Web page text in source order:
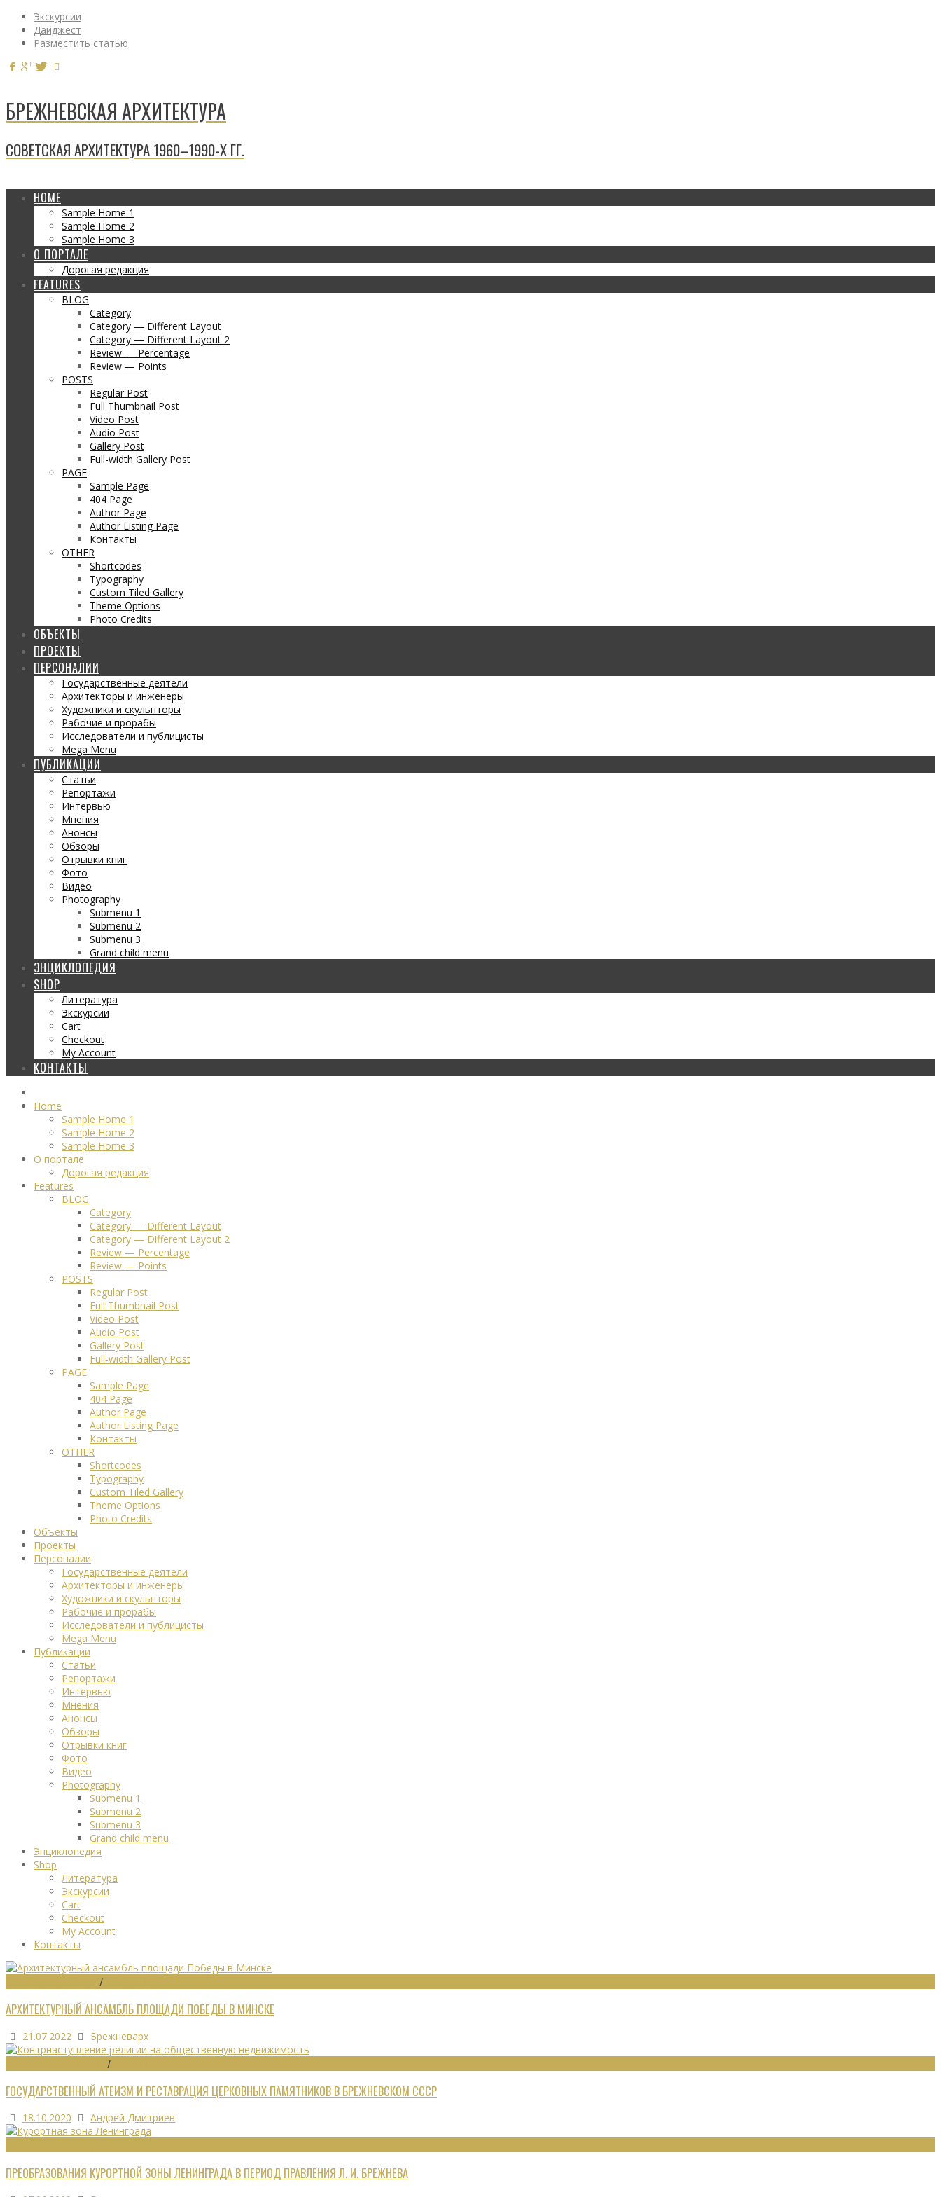
Экскурсии
Дайджест
Разместить статью
БРЕЖНЕВСКАЯ АРХИТЕКТУРА
СОВЕТСКАЯ АРХИТЕКТУРА 1960–1990-Х ГГ.
HOME
Sample Home 1
Sample Home 2
Sample Home 3
О ПОРТАЛЕ
Дорогая редакция
FEATURES
BLOG
Category
Category — Different Layout
Category — Different Layout 2
Review — Percentage
Review — Points
POSTS
Regular Post
Full Thumbnail Post
Video Post
Audio Post
Gallery Post
Full-width Gallery Post
PAGE
Sample Page
404 Page
Author Page
Author Listing Page
Контакты
OTHER
Shortcodes
Typography
Custom Tiled Gallery
Theme Options
Photo Credits
ОБЪЕКТЫ
ПРОЕКТЫ
ПЕРСОНАЛИИ
Государственные деятели
Архитекторы и инженеры
Художники и скульпторы
Рабочие и прорабы
Исследователи и публицисты
Mega Menu
ПУБЛИКАЦИИ
Статьи
Репортажи
Интервью
Мнения
Анонсы
Обзоры
Отрывки книг
Фото
Видео
Photography
Submenu 1
Submenu 2
Submenu 3
Grand child menu
ЭНЦИКЛОПЕДИЯ
SHOP
Литература
Экскурсии
Cart
Checkout
My Account
КОНТАКТЫ
Home
Sample Home 1
Sample Home 2
Sample Home 3
О портале
Дорогая редакция
Features
BLOG
Category
Category — Different Layout
Category — Different Layout 2
Review — Percentage
Review — Points
POSTS
Regular Post
Full Thumbnail Post
Video Post
Audio Post
Gallery Post
Full-width Gallery Post
PAGE
Sample Page
404 Page
Author Page
Author Listing Page
Контакты
OTHER
Shortcodes
Typography
Custom Tiled Gallery
Theme Options
Photo Credits
Объекты
Проекты
Персоналии
Государственные деятели
Архитекторы и инженеры
Художники и скульпторы
Рабочие и прорабы
Исследователи и публицисты
Mega Menu
Публикации
Статьи
Репортажи
Интервью
Мнения
Анонсы
Обзоры
Отрывки книг
Фото
Видео
Photography
Submenu 1
Submenu 2
Submenu 3
Grand child menu
Энциклопедия
Shop
Литература
Экскурсии
Cart
Checkout
My Account
Контакты
/
АРХИТЕКТУРНЫЙ АНСАМБЛЬ ПЛОЩАДИ ПОБЕДЫ В МИНСКЕ
21.07.2022 Брежневарх
/
ГОСУДАРСТВЕННЫЙ АТЕИЗМ И РЕСТАВРАЦИЯ ЦЕРКОВНЫХ ПАМЯТНИКОВ В БРЕЖНЕВСКОМ СССР
18.10.2020 Андрей Дмитриев
ПРЕОБРАЗОВАНИЯ КУРОРТНОЙ ЗОНЫ ЛЕНИНГРАДА В ПЕРИОД ПРАВЛЕНИЯ Л. И. БРЕЖНЕВА